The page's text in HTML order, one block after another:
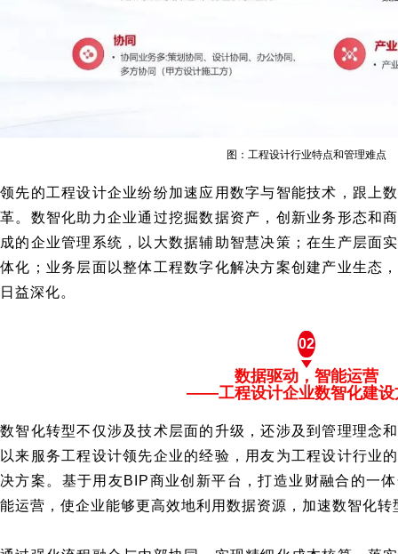
图：工程设计行业特点和管理难点
领先的工程设计企业纷纷加速应用数字与智能技术，跟上
革。数智化助力企业通过挖掘数据资产，创新业务形态和
成的企业管理系统，以大数据辅助智慧决策；在生产层面
体化；业务层面以整体工程数字化解决方案创建产业生态
日益深化。
02
数据驱动，智能运营
——工程设计企业数智化建设
数智化转型不仅涉及技术层面的升级，还涉及到管理理念
以来服务工程设计领先企业的经验，用友为工程设计行业
决方案。基于用友BIP商业创新平台，打造业财融合的一
能运营，使企业能够更高效地利用数据资源，加速数智化转